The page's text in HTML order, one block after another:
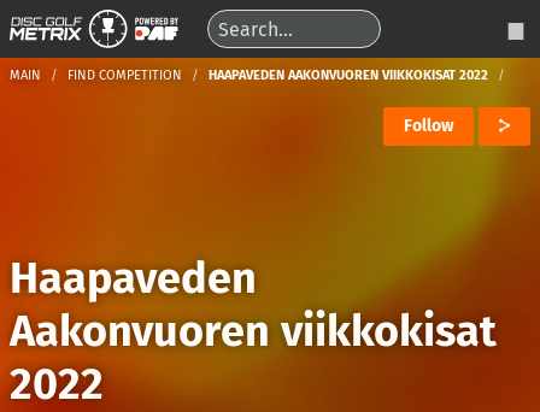
MAIN FIND COMPETITION HAAPAVEDEN AAKONVUOREN VIIKKOKISAT 2022
Follow
Haapaveden
Aakonvuoren viikkokisat
2022